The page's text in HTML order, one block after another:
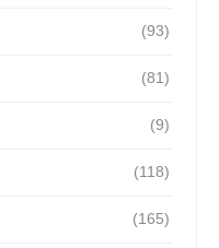
(93)
(81)
(9)
(118)
(165)